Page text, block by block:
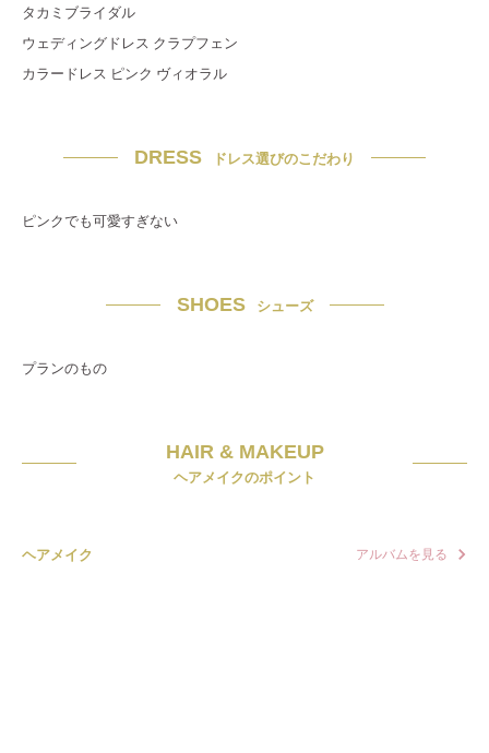
タカミブライダル
ウェディングドレス クラプフェン
カラードレス ピンク ヴィオラル
DRESS ドレス選びのこだわり
ピンクでも可愛すぎない
SHOES シューズ
プランのもの
HAIR & MAKEUP
ヘアメイクのポイント
ヘアメイク アルバムを見る